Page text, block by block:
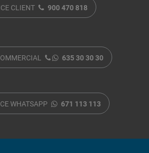
CLIENT 900 470 818
635 30 30 30
WHATSAPP 671 113 113